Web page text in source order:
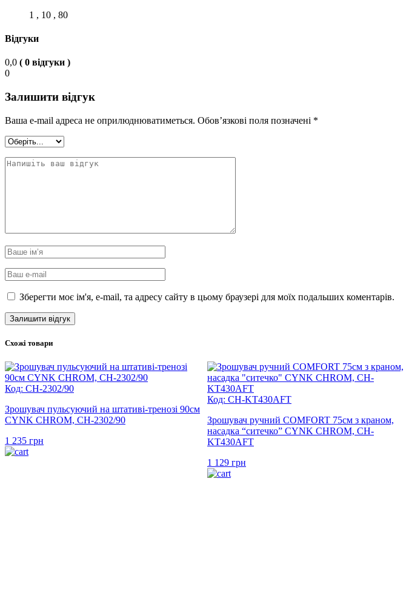
1 , 10 , 80
Відгуки
0,0 ( 0 відгуки )
0
Залишити відгук
Ваша e-mail адреса не оприлюднюватиметься. Обов’язкові поля позначені *
Зберегти моє ім'я, e-mail, та адресу сайту в цьому браузері для моїх подальших коментарів.
Схожі товари
Код: CH-2302/90
Зрошувач пульсуючий на штативі-тренозі 90см
CYNK CHROM, CH-2302/90
1 235 грн
Код: CH-KT430AFT
Зрошувач ручний COMFORT 75см з краном,
насадка “ситечко” CYNK CHROM, CH-
KT430AFT
1 129 грн